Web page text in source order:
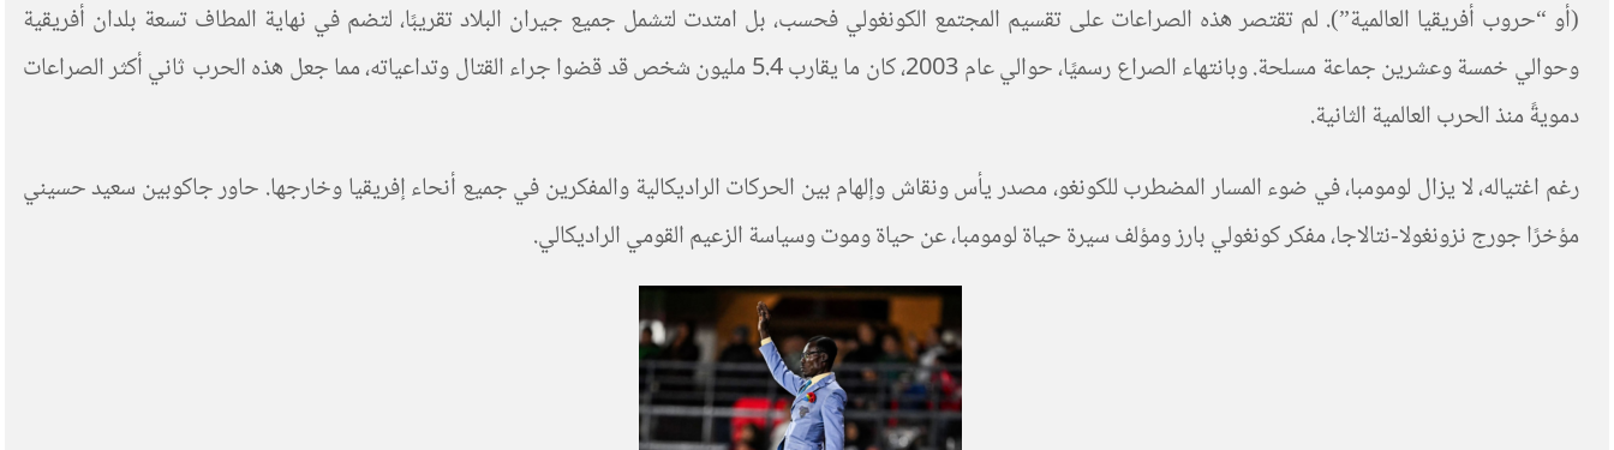
(أو “حروب أفريقيا العالمية”). لم تقتصر هذه الصراعات على تقسيم المجتمع الكونغولي فحسب، بل امتدت لتشمل جميع جيران البلاد تقريبًا، لتضم في نهاية المطاف تسعة بلدان أفريقية
وحوالي خمسة وعشرين جماعة مسلحة. وبانتهاء الصراع رسميًا، حوالي عام 2003، كان ما يقارب 5.4 مليون شخص قد قضوا جراء القتال وتداعياته، مما جعل هذه الحرب ثاني أكثر الصراعات
دمويةً منذ الحرب العالمية الثانية.
رغم اغتياله، لا يزال لومومبا، في ضوء المسار المضطرب للكونغو، مصدر يأس ونقاش وإلهام بين الحركات الراديكالية والمفكرين في جميع أنحاء إفريقيا وخارجها. حاور جاكوبين سعيد حسيني
مؤخرًا جورج نزونغولا-نتالاجا، مفكر كونغولي بارز ومؤلف سيرة حياة لومومبا، عن حياة وموت وسياسة الزعيم القومي الراديكالي.